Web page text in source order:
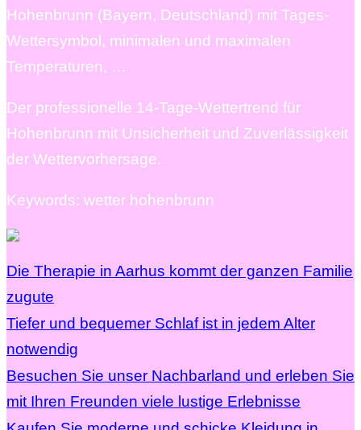
Hohenbrunn (Bayern, Deutschland) mit Tages-
Wettersymbol, minimalen und maximalen
Temperaturen, …
Der professionelle 14-Tage-Wettertrend für
Hohenbrunn mit Unsicherheit und Zuverlässigkeit
der Wettervorhersage.
Keywords: wetter hohenbrunn
Die Therapie in Aarhus kommt der ganzen Familie
zugute
Tiefer und bequemer Schlaf ist in jedem Alter
notwendig
Besuchen Sie unser Nachbarland und erleben Sie
mit Ihren Freunden viele lustige Erlebnisse